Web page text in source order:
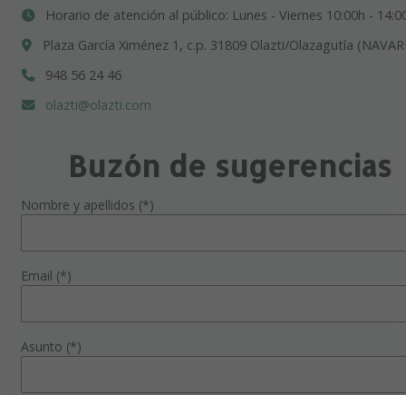
Horario de atención al público: Lunes - Viernes 10:00h -
Plaza García Ximénez 1, c.p. 31809 Olazti/Olazagutía
948 56 24 46
olazti@olazti.com
Buzón de sugerencias
Nombre y apellidos (*)
Email (*)
Asunto (*)